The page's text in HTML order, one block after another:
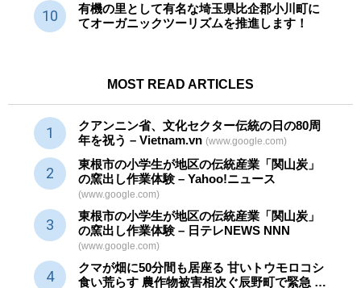
有機の里として有名な埼玉県比企郡小川町に
てオーガニックツーリズムを推進します！
MOST READ ARTICLES
クアンニン省、文化セクター伝統の日の80周
年を祝う – Vietnam.vn (www.google.com)
東根市の小学生が地区の伝統産業 「関山炭」
の窯出し作業体験 – Yahoo!ニュース
(www.google.com)
東根市の小学生が地区の伝統産業 「関山炭」
の窯出し作業体験 – 日テレNEWS NNN
(www.google.com)
クマが畑に50分間も居座る 甘いトウモロコシ
食い荒らす 農作物被害相次ぐ辰野町で緊急 …